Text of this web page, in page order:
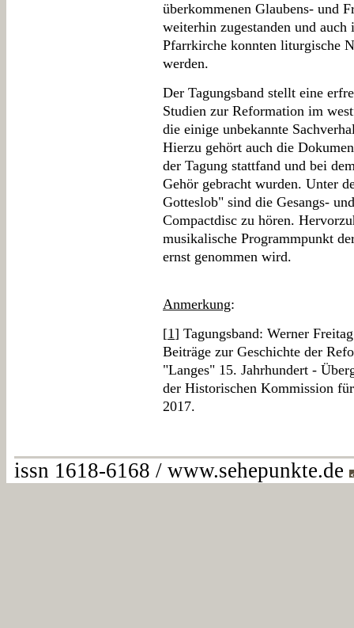
überkommenen Glaubens- und
weiterhin zugestanden und auch
Pfarrkirche konnten liturgische
werden.
Der Tagungsband stellt eine
Studien zur Reformation im
die einige unbekannte
Hierzu gehört auch die
der Tagung stattfand und bei
Gehör gebracht wurden. Unter
Gotteslob" sind die Gesangs-
Compactdisc zu hören.
musikalische Programmpunkt
ernst genommen wird.
Anmerkung:
[1] Tagungsband: Werner
Beiträge zur Geschichte der
"Langes" 15. Jahrhundert -
der Historischen Kommission
2017.
issn 1618-6168 / www.sehepunkte.de